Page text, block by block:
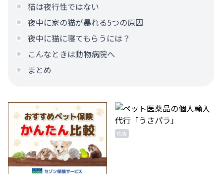
猫は夜行性ではない
夜中に家の猫が暴れる5つの原因
夜中に猫に寝てもらうには？
こんなときは動物病院へ
まとめ
広告